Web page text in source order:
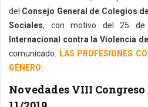
del Consejo General de Colegios
Sociales, con motivo del 25 de
Internacional contra la Violencia
comunicado: LAS PROFESIONES
GÉNERO:
Novedades VIII Congreso